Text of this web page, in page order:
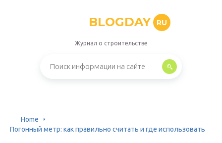
BLOGDAY RU
Журнал о строительстве
Home
Погонный метр: как правильно считать и где использовать